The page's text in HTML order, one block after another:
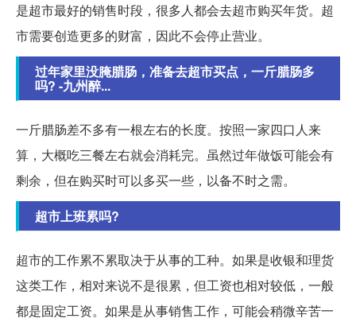
是超市最好的销售时段，很多人都会去超市购买年货。超
市需要创造更多的财富，因此不会停止营业。
过年家里没腌腊肠，准备去超市买点，一斤腊肠多
吗? -九州醉...
一斤腊肠差不多有一根左右的长度。按照一家四口人来
算，大概吃三餐左右就会消耗完。虽然过年做饭可能会有
剩余，但在购买时可以多买一些，以备不时之需。
超市上班累吗?
超市的工作累不累取决于从事的工种。如果是收银和理货
这类工作，相对来说不是很累，但工资也相对较低，一般
都是固定工资。如果是从事销售工作，可能会稍微辛苦一